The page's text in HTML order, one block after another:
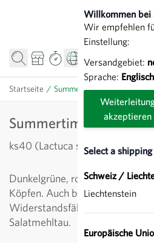
Willkommen bei
Wir empfehlen
Einstellung:
Versandgebiet:
Sprache: Englisch
akzeptieren
Select a
Schweiz /
Liechtenstein
Europäische
Startseite / Summertime - Kopfsalat
Summertime -
ks40 (Lactuca sativa)
Dunkelgrüne, robuste
Köpfen. Auch bei Sommerhitze
Widerstandsfähig gegen
Salatmehltau.